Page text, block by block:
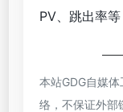
PV、跳出率等
本站GDG自媒
络，不保证外部